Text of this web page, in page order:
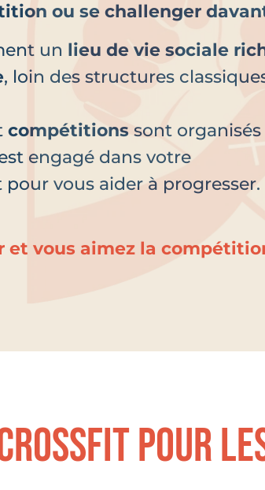
ou se challenger
un lieu de vie sociale
, loin des structures
compétitionssont organisés
engagé dans votre
pour vous aider à progresser.
et vous aimez la
pour